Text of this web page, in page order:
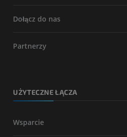
Dołącz do nas
Partnerzy
UŻYTECZNE ŁĄCZA
Wsparcie